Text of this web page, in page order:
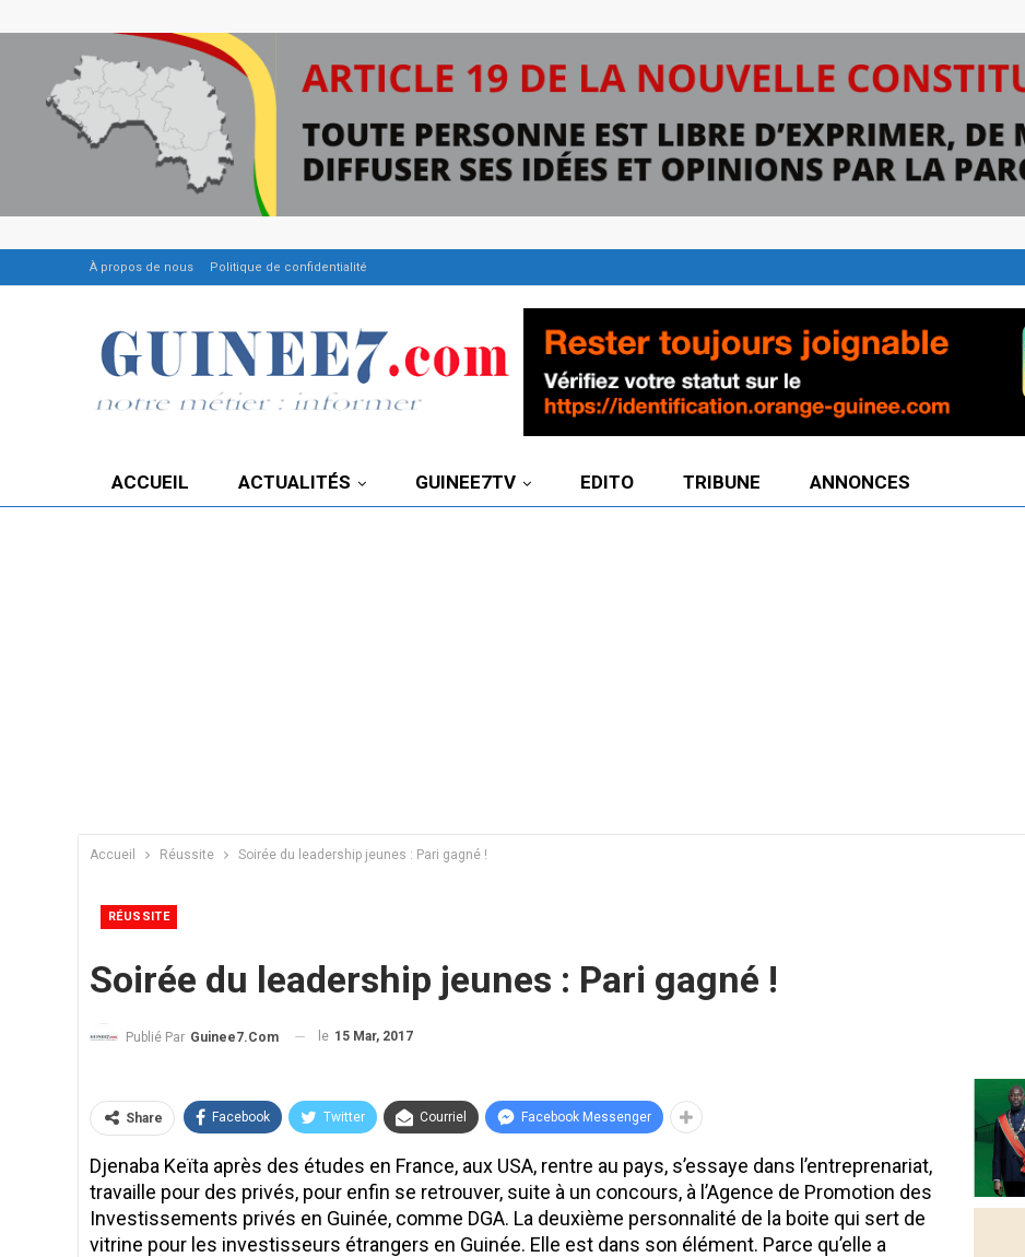
À propos de nous Politique de confidentialité
ACCUEIL ACTUALITÉS GUINEE7TV EDITO TRIBUNE ANNONCES
Accueil Réussite Soirée du leadership jeunes : Pari gagné !
RÉUSSITE
Soirée du leadership jeunes : Pari gagné !
Publié Par Guinee7.com le 15 Mar, 2017
Share Facebook Twitter Courriel Facebook Messenger
Djenaba Keïta après des études en France, aux USA, rentre au pays, s’essaye dans l’entreprenariat,
travaille pour des privés, pour enfin se retrouver, suite à un concours, à l’Agence de Promotion des
Investissements privés en Guinée, comme DGA. La deuxième personnalité de la boite qui sert de
vitrine pour les investisseurs étrangers en Guinée. Elle est dans son élément. Parce qu’elle a